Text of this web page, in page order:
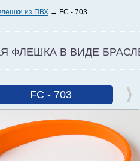
из ПВХ FC - 703
ФЛЕШКА В ВИДЕ
FC - 703